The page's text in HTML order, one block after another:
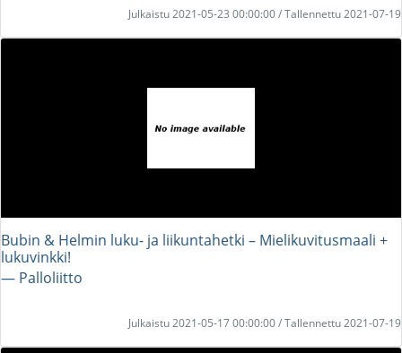
Julkaistu 2021-05-23 00:00:00 / Tallennettu 2021-07-19
Bubin & Helmin luku- ja liikuntahetki – Mielikuvitusmaali +
lukuvinkki!
― Palloliitto
Julkaistu 2021-05-17 00:00:00 / Tallennettu 2021-07-19